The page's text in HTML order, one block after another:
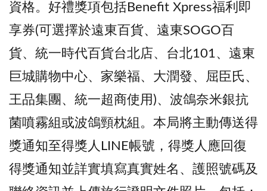
資格。好禮獎項包括Benefit Xpress福利即
享券(可選擇於遠東百貨、遠東SOGO百
貨、統一時代百貨台北店、台北101、遠東
巨城購物中心、家樂福、大潤發、屈臣氏、
王品集團、統一超商使用)、波鴿奈米銀抗
菌噴霧組或波鴿頸枕組。本局將主動傳送得
獎通知至得獎人LINE帳號，得獎人應回復
得獎通知並詳實填寫真實姓名、護照號碼及